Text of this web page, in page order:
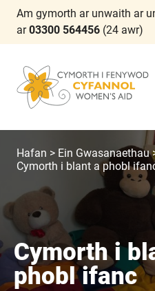
Am gymorth ar unwaith ar
ar03300 564456 (24 awr)
Hafan > Ein Gwasanaethau
Cymorth i blant a phobl
Cymorth i
phobl ifanc